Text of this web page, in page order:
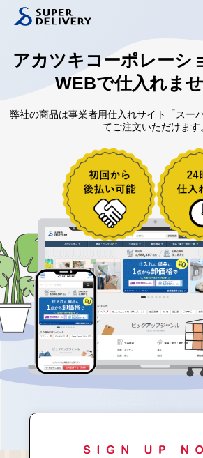
アカツキコーポレーシ
WEBで仕入れま
弊社の商品は事業者用仕入れサイト「スー
てご注文いただけます